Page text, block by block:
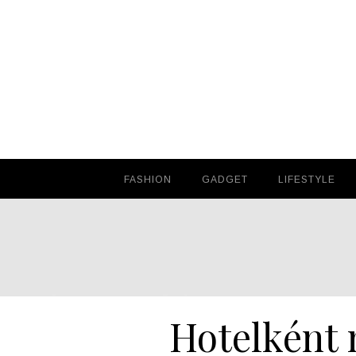
FASHION
FASHION GADGET
GADGET LIFESTYLE
LIFESTYLE
Hotelként